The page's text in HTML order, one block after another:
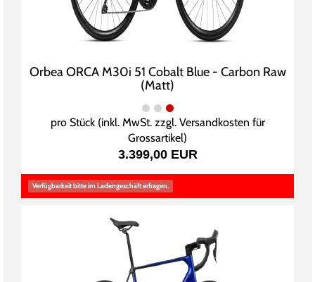
Orbea ORCA M30i 51 Cobalt Blue - Carbon Raw
(Matt)
pro Stück (inkl. MwSt. zzgl. Versandkosten für
Grossartikel)
3.399,00 EUR
Verfügbarkeit bitte im Ladengeschäft erfragen.